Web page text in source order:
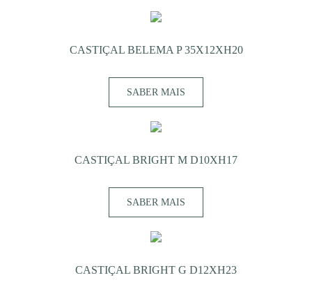
CASTIÇAL BELEMA P 35X12XH20
SABER MAIS
CASTIÇAL BRIGHT M D10XH17
SABER MAIS
CASTIÇAL BRIGHT G D12XH23